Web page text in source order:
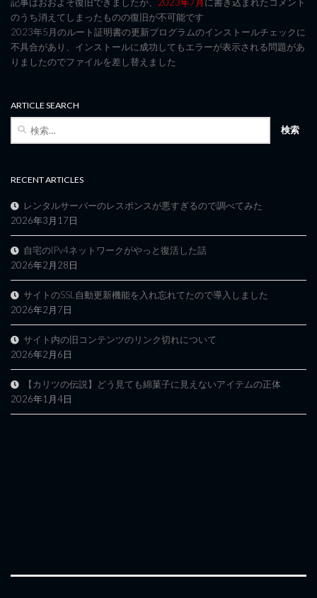
のうち消えてしまったものの復旧が不可能です
2023年5月のルート証明書の更新プログラムのインストールチェックに
不具合があり、インストールに成功してもエラーが表示される問題があ
りましたのでファイルを差し替えました
ARTICLE SEARCH
RECENT ARTICLES
レンタルサーバーのレスポンスが悪すぎるので調べてみた
2026年3月17日
自宅のIPv4ネットワークがやっと復活した話
2026年2月28日
サイトのSSL自動更新機能を入れ忘れてたので導入しました
2026年2月7日
サイト内の旧コンテンツのリンク切れについて
2026年2月6日
【カリツの伝説】どう見ても綿菓子に見えないアイテムの正体
2026年1月4日